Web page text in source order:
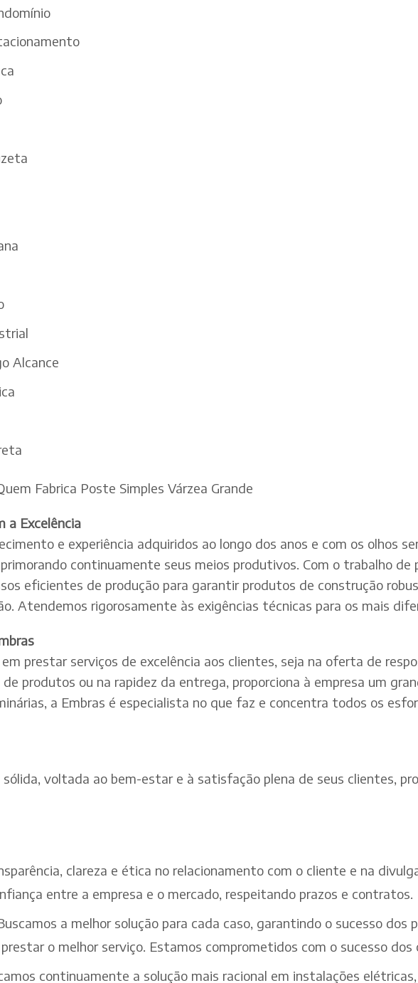
Alcance
Fabrica Poste Simples Várzea Grande
a Excelência
e experiência adquiridos ao longo dos anos e com os olhos
continuamente seus meios produtivos. Com o trabalho de
eficientes de produção para garantir produtos de construção
Atendemos rigorosamente às exigências técnicas para os mais
prestar serviços de excelência aos clientes, seja na oferta de
produtos ou na rapidez da entrega, proporciona à empresa um
a Embras é especialista no que faz e concentra todos os
sólida, voltada ao bem-estar e à satisfação plena de seus clientes,
clareza e ética no relacionamento com o cliente e na
entre a empresa e o mercado, respeitando prazos e contratos.
a melhor solução para cada caso, garantindo o sucesso
o melhor serviço. Estamos comprometidos com o sucesso dos
continuamente a solução mais racional em instalações